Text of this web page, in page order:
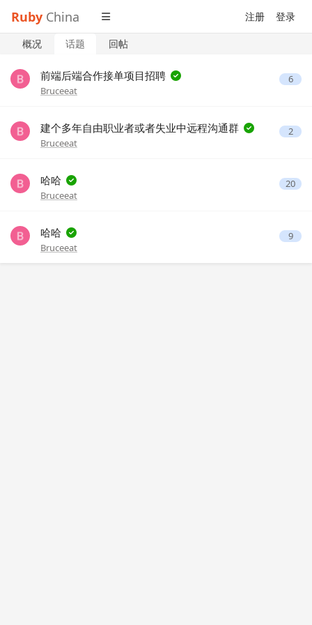
Ruby China 注册 登录
概况 话题 回帖
前端后端合作接单项目招聘
Bruceeat
6
建个多年自由职业者或者失业中远程沟通群
Bruceeat
2
哈哈
Bruceeat
20
哈哈
Bruceeat
9